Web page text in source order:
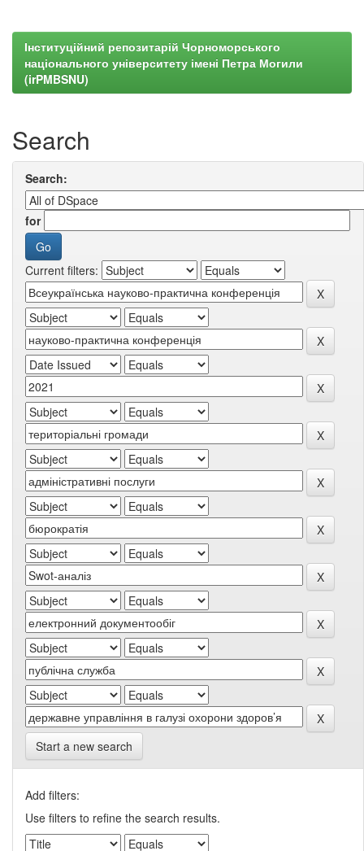
Інституційний репозитарій Чорноморського
національного університету імені Петра Могили
(irPMBSNU)
Search
Search:
for
Current filters:
Start a new search
Add filters:
Use filters to refine the search results.